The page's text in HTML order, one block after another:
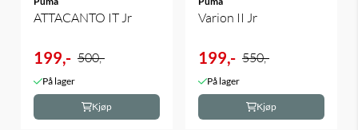
ATTACANTO IT Jr
199,- 500,-
På lager
Kjøp
Varion II Jr
199,- 550,-
På lager
Kjøp